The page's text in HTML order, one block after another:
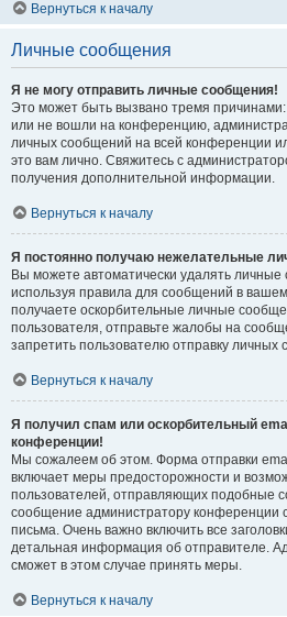
Вернуться к началу
Личные сообщения
Я не могу отправить личные сообщения!
Это может быть вызвано тремя
или не вошли на конференцию,
личных сообщений на всей конференции
это вам лично. Свяжитесь с
получения дополнительной информации.
Вернуться к началу
Я постоянно получаю нежелательные
Вы можете автоматически удалять
используя правила для сообщений в
получаете оскорбительные личные
пользователя, отправьте жалобы на
запретить пользователю отправку личных
Вернуться к началу
Я получил спам или оскорбительный
конференции!
Мы сожалеем об этом. Форма отправки
включает меры предосторожности и
пользователей, отправляющих подобные
сообщение администратору конференции
письма. Очень важно включить все
детальная информация об отправителе.
сможет в этом случае принять меры.
Вернуться к началу